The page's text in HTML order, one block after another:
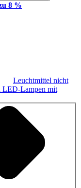
8 %
Leuchtmittel nicht
LED-Lampen mit